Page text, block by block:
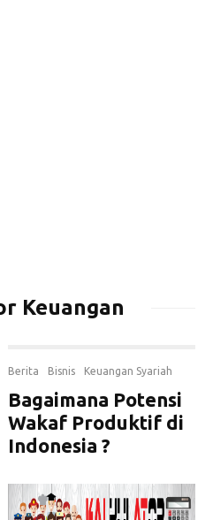
Keuangan
Berita Bisnis Keuangan Syariah
Bagaimana Potensi
Wakaf Produktif di
Indonesia ?